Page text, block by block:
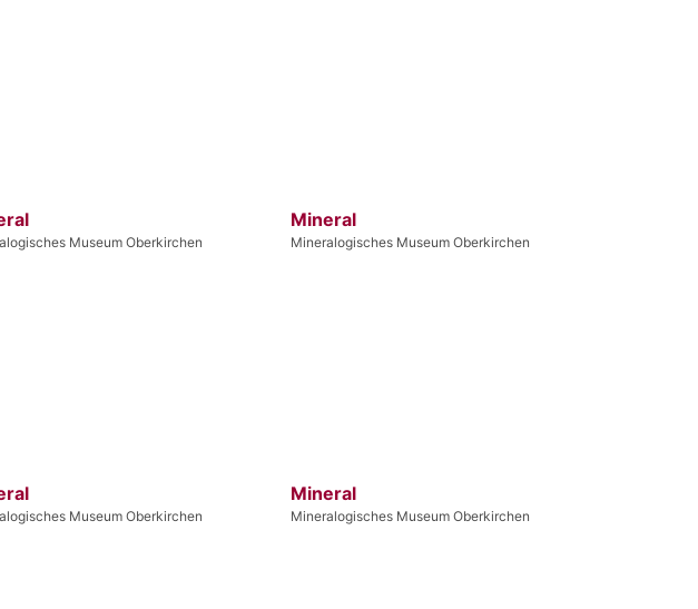
Museum Oberkirchen
Mineral
Mineralogisches Museum Oberkirchen
Museum Oberkirchen
Mineral
Mineralogisches Museum Oberkirchen